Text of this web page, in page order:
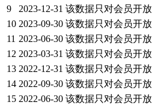
9
2023-12-31 该数据只对会员开放
10 2023-09-30 该数据只对会员开放
11 2023-06-30 该数据只对会员开放
12 2023-03-31 该数据只对会员开放
13 2022-12-31 该数据只对会员开放
14 2022-09-30 该数据只对会员开放
15 2022-06-30 该数据只对会员开放